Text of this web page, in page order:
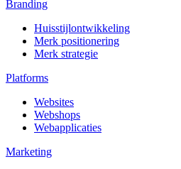
Branding
Huisstijlontwikkeling
Merk positionering
Merk strategie
Platforms
Websites
Webshops
Webapplicaties
Marketing